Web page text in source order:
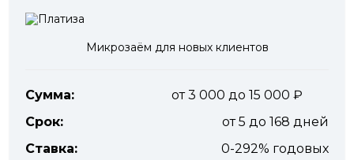
Микрозаём для новых клиентов
Сумма:
от 3 000 до 15 000
Срок:
от 5 до 168 дней
Ставка:
0-292% годовых